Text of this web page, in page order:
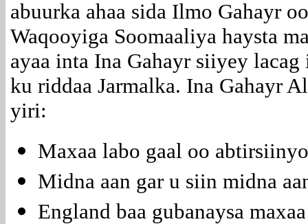
abuurka ahaa sida Ilmo Gahayr
Waqooyiga Soomaaliya haysta
ayaa inta Ina Gahayr siiyey
ku riddaa Jarmalka. Ina Gahayr
yiri:
Maxaa labo gaal oo
Midna aan gar u siin midna
England baa gubanaysa